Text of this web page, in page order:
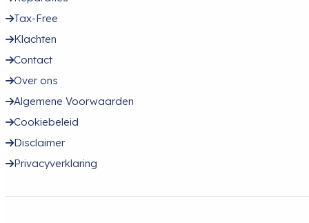
Tax-Free
Klachten
Contact
Over ons
Algemene Voorwaarden
Cookiebeleid
Disclaimer
Privacyverklaring